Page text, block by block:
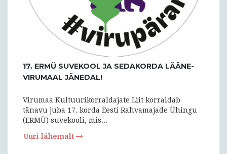
17. ERMÜ SUVEKOOL JA SEDAKORDA LÄÄNE-
VIRUMAAL JÄNEDAL!
Virumaa Kultuurikorraldajate Liit korraldab
tänavu juba 17. korda Eesti Rahvamajade Ühingu
(ERMÜ) suvekooli, mis...
Uuri lähemalt